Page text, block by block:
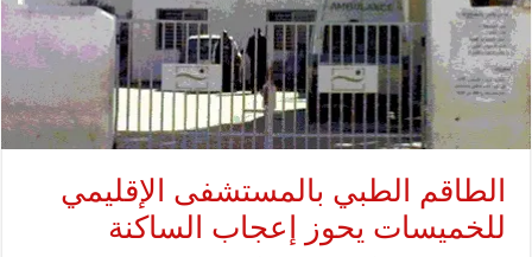
الطاقم الطبي بالمستشفى الإقليمي
للخميسات يحوز إعجاب الساكنة